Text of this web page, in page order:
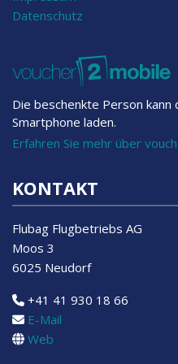
Datenschutz
Die beschenkte Person kann
Smartphone laden.
Erfahren Sie mehr über
KONTAKT
Flubag Flugbetriebs AG
Moos 3
6025 Neudorf
+41 41 930 18 66
E-Mail
Web